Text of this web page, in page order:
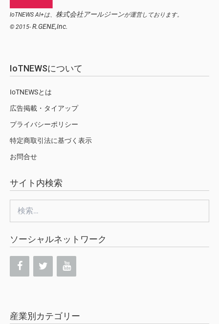
IoTNEWS AI+は、 株式会社アールジーンが運営しております。
© 2015- R.GENE,Inc.
IoTNEWSについて
IoTNEWSとは
広告掲載・タイアップ
プライバシーポリシー
特定商取引法に基づく表示
お問合せ
サイト内検索
索:
ソーシャルネットワーク
産業別カテゴリー